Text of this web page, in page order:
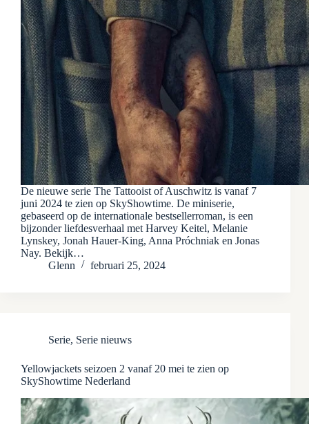
De nieuwe serie The Tattooist of Auschwitz is vanaf 7
juni 2024 te zien op SkyShowtime. De miniserie,
gebaseerd op de internationale bestsellerroman, is een
bijzonder liefdesverhaal met Harvey Keitel, Melanie
Lynskey, Jonah Hauer-King, Anna Próchniak en Jonas
Nay. Bekijk…
Glenn
februari 25, 2024
Serie, Serie nieuws
Yellowjackets seizoen 2 vanaf 20 mei te zien op
SkyShowtime Nederland